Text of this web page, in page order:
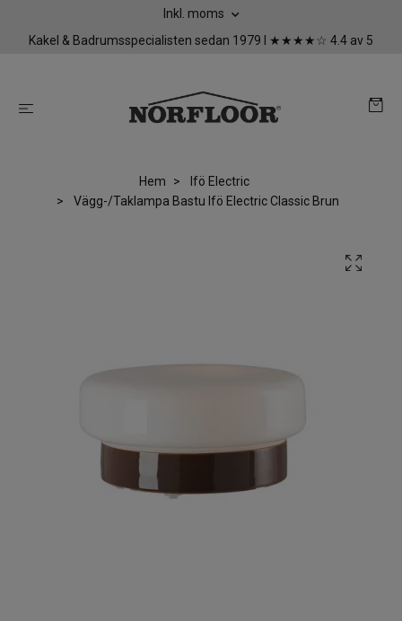
Inkl. moms
Kakel & Badrumsspecialisten sedan 1979 I ★★★★☆ 4.4 av 5
Hem
Ifö Electric
Vägg-/Taklampa Bastu Ifö Electric Classic Brun